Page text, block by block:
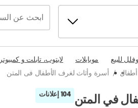
للبيع موبايلات لابتوب، تابلت و كمبيوتر
/ أسرة وأثاث لغرف الأطفال فى المتن
في المتن 104 إعلانات